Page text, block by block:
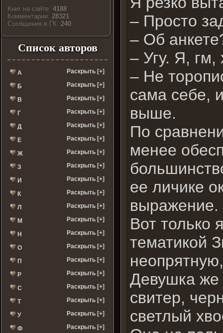
Книг на сайте:4188
Комментарии:28321
Cообщения в ГК:240
Список авторов
А Раскрыть [+]
Б Раскрыть [+]
В Раскрыть [+]
Г Раскрыть [+]
Д Раскрыть [+]
Е Раскрыть [+]
Ж Раскрыть [+]
З Раскрыть [+]
И Раскрыть [+]
К Раскрыть [+]
Л Раскрыть [+]
М Раскрыть [+]
Н Раскрыть [+]
О Раскрыть [+]
П Раскрыть [+]
Р Раскрыть [+]
С Раскрыть [+]
Т Раскрыть [+]
У Раскрыть [+]
Ф Раскрыть [+]
– Просто
– Об
– Угу. Я,
– Не
сама себе,
выше.
По
менее
ее личике
выражение.
Вот только
тематикой
Девушка же
свитер,
светлый